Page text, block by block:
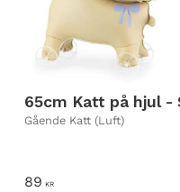
65cm Katt på hjul -
Gående Katt (Luft)
89 KR